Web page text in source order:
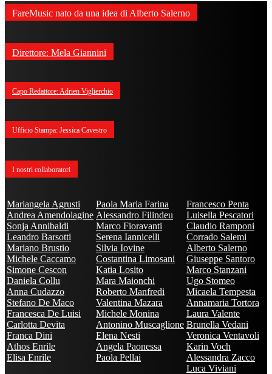
FareMusic nato da una idea di Alberto Salerno
Direttore: Mela Giannini
Capo Redattore: Adrien Viglierchio
Ufficio Stampa: Jessica Cavestro
I nostri collaboratori
Mariangela Agrusti
Andrea Amendolagine
Sonja Annibaldi
Leandro Barsotti
Mariano Brustio
Michele Caccamo
Simone Cescon
Daniela Collu
Anna Cudazzo
Stefano De Maco
Francesca De Luisi
Carlotta Devita
Franca Dini
Athos Enrile
Elisa Enrile
Paola Maria Farina
Alessandro Filindeu
Marco Fioravanti
Serena Iannicelli
Silvia Iovine
Costantina Limosani
Katia Losito
Mara Maionchi
Roberto Manfredi
Valentina Mazara
Michele Monina
Antonino Muscaglione
Elena Nesti
Angela Paonessa
Paola Pellai
Francesco Penta
Luisella Pescatori
Claudio Ramponi
Corrado Salemi
Alberto Salerno
Giuseppe Santoro
Marco Stanzani
Ugo Stomeo
Micaela Tempesta
Annamaria Tortora
Laura Valente
Brunella Vedani
Veronica Ventavoli
Karin Voch
Alessandra Zacco
Luca Viviani